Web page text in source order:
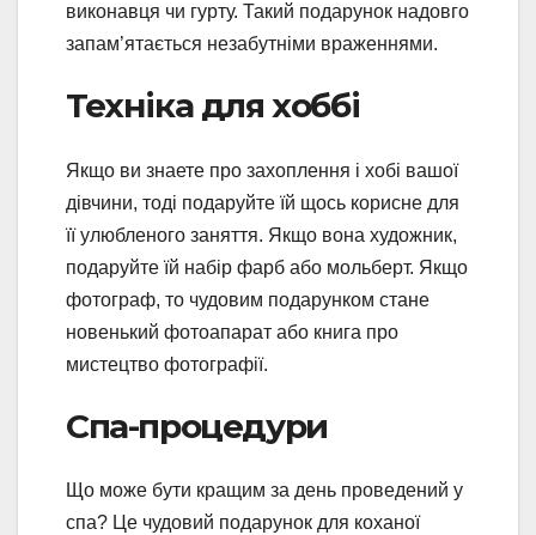
виконавця чи гурту. Такий подарунок надовго
запам’ятається незабутніми враженнями.
Техніка для хоббі
Якщо ви знаете про захоплення і хобі вашої
дівчини, тоді подаруйте їй щось корисне для
її улюбленого заняття. Якщо вона художник,
подаруйте їй набір фарб або мольберт. Якщо
фотограф, то чудовим подарунком стане
новенький фотоапарат або книга про
мистецтво фотографії.
Спа-процедури
Що може бути кращим за день проведений у
спа? Це чудовий подарунок для коханої